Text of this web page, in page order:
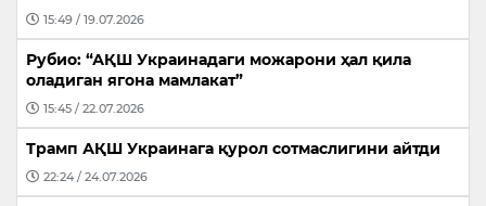
15:49 / 19.07.2026
Рубио: “АҚШ Украинадаги можарони ҳал қила
оладиган ягона мамлакат”
15:45 / 22.07.2026
Трамп АҚШ Украинага қурол сотмаслигини айтди
22:24 / 24.07.2026